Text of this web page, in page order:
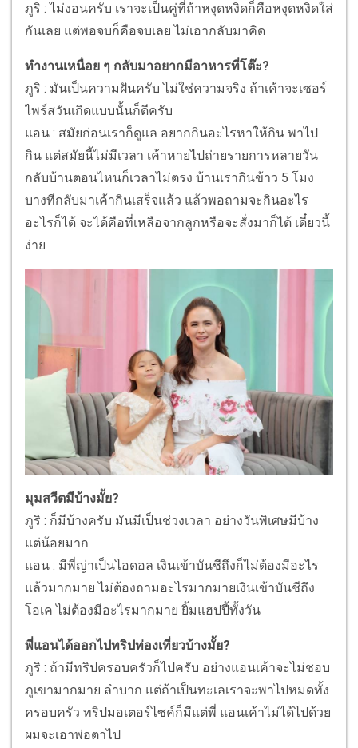
ภูริ : ไม่งอนครับ เราจะเป็นคู่ที่ถ้าหงุดหงิดก็คือหงุดหงิดใส่
กันเลย แต่พอจบก็คือจบเลย ไม่เอากลับมาคิด
ทำงานเหนื่อย ๆ กลับมาอยากมีอาหารที่โต๊ะ?
ภูริ : มันเป็นความฝันครับ ไม่ใช่ความจริง ถ้าเค้าจะเซอร์
ไพร์สวันเกิดแบบนั้นก็ดีครับ
แอน : สมัยก่อนเราก็ดูแล อยากกินอะไรหาให้กิน พาไป
กิน แต่สมัยนี้ไม่มีเวลา เค้าหายไปถ่ายรายการหลายวัน
กลับบ้านตอนไหนก็เวลาไม่ตรง บ้านเรากินข้าว 5 โมง
บางทีกลับมาเค้ากินเสร็จแล้ว แล้วพอถามจะกินอะไร
อะไรก็ได้ จะได้คือที่เหลือจากลูกหรือจะสั่งมาก็ได้ เดี๋ยวนี้
ง่าย
มุมสวีตมีบ้างมั้ย?
ภูริ : ก็มีบ้างครับ มันมีเป็นช่วงเวลา อย่างวันพิเศษมีบ้าง
แต่น้อยมาก
แอน : มีพี่ญ่าเป็นไอดอล เงินเข้าบันชีถึงก็ไม่ต้องมีอะไร
แล้วมากมาย ไม่ต้องถามอะไรมากมายเงินเข้าบันชีถึง
โอเค ไม่ต้องมีอะไรมากมาย ยิ้มแฮปปี้ทั้งวัน
พี่แอนได้ออกไปทริปท่องเที่ยวบ้างมั้ย?
ภูริ : ถ้ามีทริปครอบครัวก็ไปครับ อย่างแอนเค้าจะไม่ชอบ
ภูเขามากมาย ลำบาก แต่ถ้าเป็นทะเลเราจะพาไปหมดทั้ง
ครอบครัว ทริปมอเตอร์ไซค์ก็มีแต่พี่ แอนเค้าไม่ได้ไปด้วย
ผมจะเอาพ่อตาไป